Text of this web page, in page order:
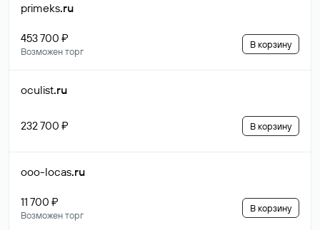
primeks.ru
453 700 ₽
Возможен торг
В корзину
oculist.ru
232 700 ₽ В корзину
ooo-locas.ru
11 700 ₽
Возможен торг
В корзину